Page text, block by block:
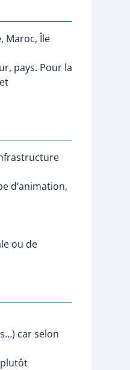
Maroc, Île
pays. Pour la
d’animation,
ou de
car selon